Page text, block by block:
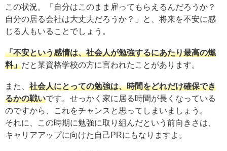
この状況。「自分はこのまま雇ってもらえるんだろうか？
自分の居る会社は大丈夫だろうか？」と、将来を不安に感
じる人もいることでしょう。
「不安という感情は、社会人が勉強するにあたり最高の燃
料」だと某資格学校の方に言われたことがあります。
また、 社会人にとっての勉強は、時間をどれだけ確保でき
るかの戦いです。せっかく家に居る時間が長くなっている
のですから、これをチャンスと思ってしまいましょう。
それに、この時期に勉強に取り組んだという前向きさは、
キャリアアップに向けた自己PRにもなりますよ。